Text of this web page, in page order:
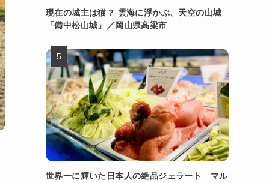
現在の城主は猫？ 雲海に浮かぶ、天空の山城
「備中松山城」／岡山県高梁市
世界一に輝いた日本人の絶品ジェラート マル